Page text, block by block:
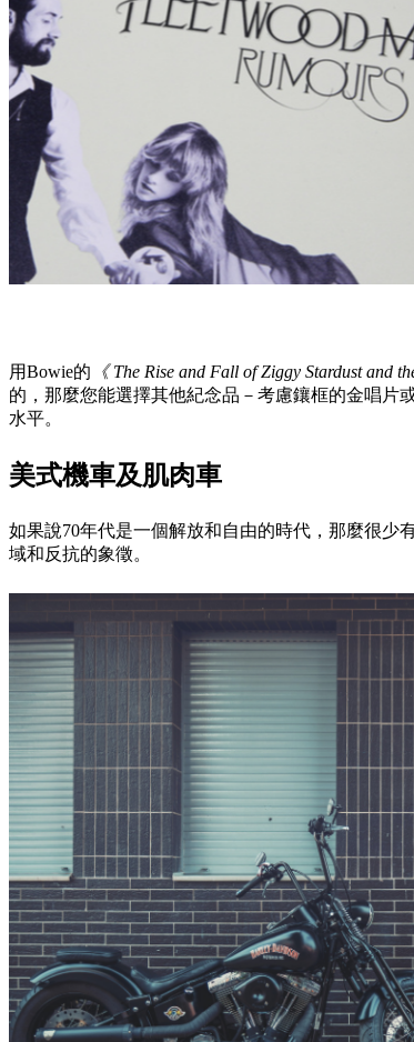
用Bowie的 《 The Rise and Fall of Ziggy Stardust and
的，那麼您能選擇其他紀念品－考慮鑲框的金唱片
水平。
美式機車及肌肉車
如果說70年代是一個解放和自由的時代，那麼很少
域和反抗的象徵。